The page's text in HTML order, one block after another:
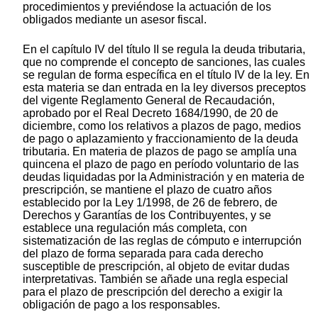
procedimientos y previéndose la actuación de los
obligados mediante un asesor fiscal.
En el capítulo IV del título II se regula la deuda tributaria,
que no comprende el concepto de sanciones, las cuales
se regulan de forma específica en el título IV de la ley. En
esta materia se dan entrada en la ley diversos preceptos
del vigente Reglamento General de Recaudación,
aprobado por el Real Decreto 1684/1990, de 20 de
diciembre, como los relativos a plazos de pago, medios
de pago o aplazamiento y fraccionamiento de la deuda
tributaria. En materia de plazos de pago se amplía una
quincena el plazo de pago en período voluntario de las
deudas liquidadas por la Administración y en materia de
prescripción, se mantiene el plazo de cuatro años
establecido por la Ley 1/1998, de 26 de febrero, de
Derechos y Garantías de los Contribuyentes, y se
establece una regulación más completa, con
sistematización de las reglas de cómputo e interrupción
del plazo de forma separada para cada derecho
susceptible de prescripción, al objeto de evitar dudas
interpretativas. También se añade una regla especial
para el plazo de prescripción del derecho a exigir la
obligación de pago a los responsables.